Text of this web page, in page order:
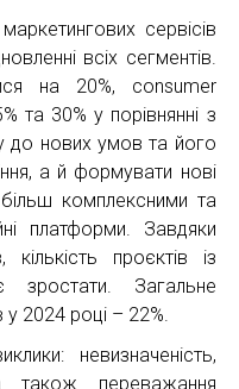
сервісів
всіх сегментів.
на 20%, consumer
та 30% у порівнянні з
до нових умов та його
а й формувати нові
комплексними та
платформи. Завдяки
проєктів із
Загальне
2024 році – 22%.
невизначеність,
також переважання